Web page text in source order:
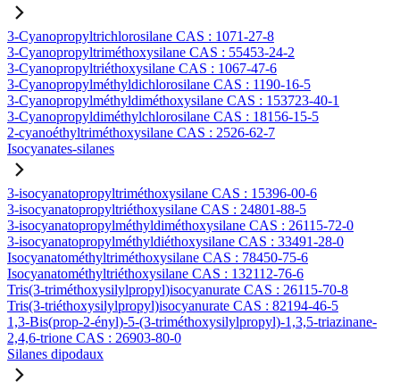
3-Cyanopropyltrichlorosilane CAS : 1071-27-8
3-Cyanopropyltriméthoxysilane CAS : 55453-24-2
3-Cyanopropyltriéthoxysilane CAS : 1067-47-6
3-Cyanopropylméthyldichlorosilane CAS : 1190-16-5
3-Cyanopropylméthyldiméthoxysilane CAS : 153723-40-1
3-Cyanopropyldiméthylchlorosilane CAS : 18156-15-5
2-cyanoéthyltriméthoxysilane CAS : 2526-62-7
Isocyanates-silanes
3-isocyanatopropyltriméthoxysilane CAS : 15396-00-6
3-isocyanatopropyltriéthoxysilane CAS : 24801-88-5
3-isocyanatopropylméthyldiméthoxysilane CAS : 26115-72-0
3-isocyanatopropylméthyldiéthoxysilane CAS : 33491-28-0
Isocyanatométhyltriméthoxysilane CAS : 78450-75-6
Isocyanatométhyltriéthoxysilane CAS : 132112-76-6
Tris(3-triméthoxysilylpropyl)isocyanurate CAS : 26115-70-8
Tris(3-triéthoxysilylpropyl)isocyanurate CAS : 82194-46-5
1,3-Bis(prop-2-ényl)-5-(3-triméthoxysilylpropyl)-1,3,5-triazinane-
2,4,6-trione CAS : 26903-80-0
Silanes dipodaux